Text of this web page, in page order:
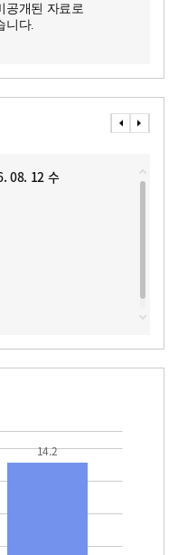
공개된 자료로
니다.
08. 12 수
14.2